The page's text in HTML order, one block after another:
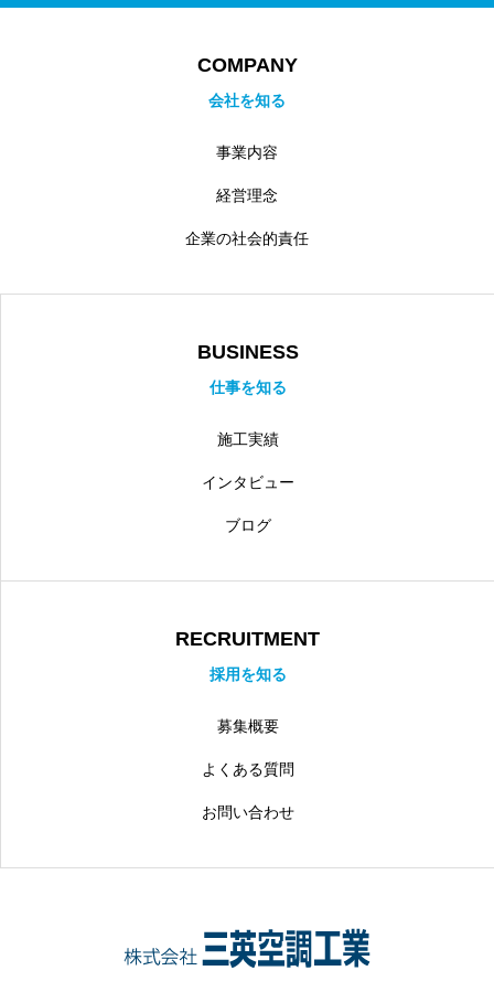
COMPANY
会社を知る
事業内容
経営理念
企業の社会的責任
BUSINESS
仕事を知る
施工実績
インタビュー
ブログ
RECRUITMENT
採用を知る
募集概要
よくある質問
お問い合わせ